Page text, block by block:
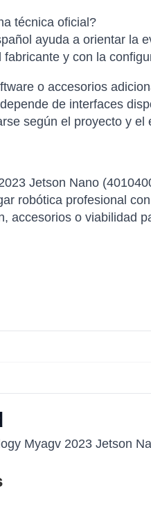
técnica oficial?
ayuda a orientar la
y con la
o accesorios
de interfaces
según el proyecto y el
Jetson Nano
robótica profesional
accesorios o viabilidad
Myagv 2023 Jetson